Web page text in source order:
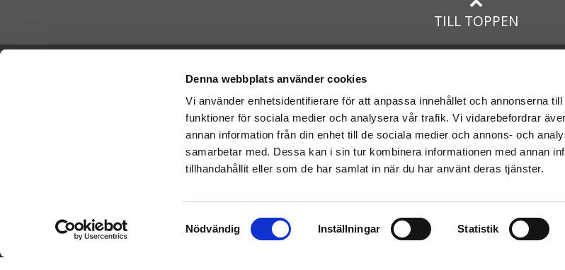
Denna webbplats använder cookies
Vi använder enhetsidentifierare för att anpassa innehållet och annonserna
funktioner för sociala medier och analysera vår trafik. Vi vidarebefordrar
annan information från din enhet till de sociala medier och annons- och
samarbetar med. Dessa kan i sin tur kombinera informationen med annan
tillhandahållit eller som de har samlat in när du har använt deras tjänster.
Samtyckesval
Nödvändig Inställningar Statistik
TILL TOPPEN
Doppresent
Vi skickarpresentermed Posten och
Schenker: